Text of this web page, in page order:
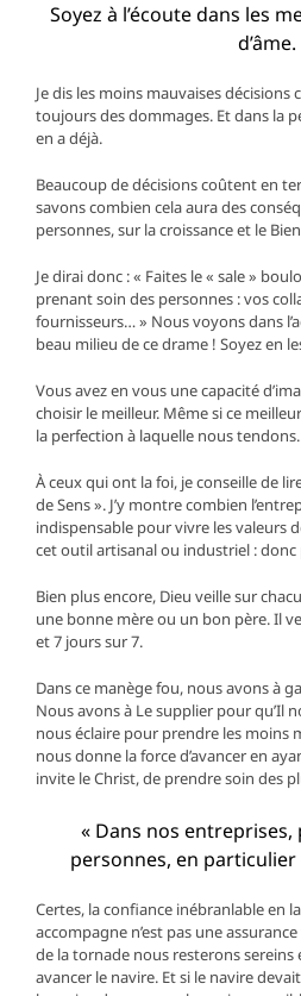
Soyez à l’écoute dans les
d’âme.
Je dis les moins mauvaises
toujours des dommages. Et dans la
en a déjà.
Beaucoup de décisions coûtent en
savons combien cela aura des
personnes, sur la croissance et le
Je dirai donc : « Faites le « sale »
prenant soin des personnes : vos
fournisseurs… » Nous voyons dans
beau milieu de ce drame ! Soyez en
Vous avez en vous une capacité
choisir le meilleur. Même si ce
la perfection à laquelle nous
À ceux qui ont la foi, je conseille de
de Sens ». J’y montre combien
indispensable pour vivre les valeurs
cet outil artisanal ou industriel : donc
Bien plus encore, Dieu veille sur
une bonne mère ou un bon père. Il
et 7 jours sur 7.
Dans ce manège fou, nous avons à
Nous avons à Le supplier pour qu’Il
nous éclaire pour prendre les moins
nous donne la force d’avancer en
invite le Christ, de prendre soin des
« Dans nos
personnes, en
Certes, la confiance inébranlable en
accompagne n’est pas une
de la tornade nous resterons sereins
avancer le navire. Et si le navire